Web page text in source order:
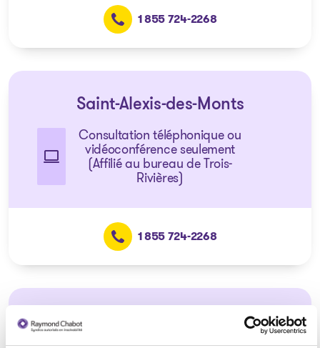
1 855 724-2268
Saint-Alexis-des-Monts
Consultation téléphonique ou
vidéoconférence seulement
(Affilié au bureau de Trois-
Rivières)
1 855 724-2268